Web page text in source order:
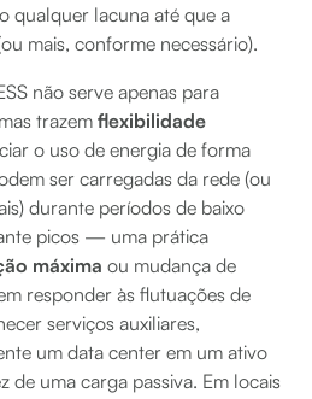
qualquer lacuna até que a
mais, conforme necessário).
não serve apenas para
trazem flexibilidade
o uso de energia de forma
ser carregadas da rede (ou
durante períodos de baixo
picos — uma prática
máxima ou mudança de
responder às flutuações de
serviços auxiliares,
um data center em um ativo
de uma carga passiva. Em locais